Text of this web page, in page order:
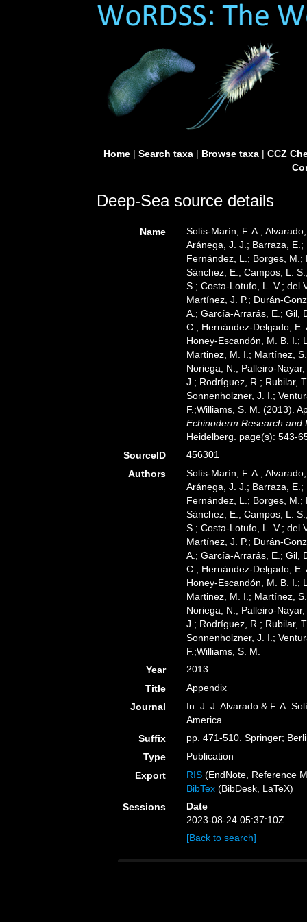
Home| Search taxa| Browse taxa| CCZ
Deep-Sea source details
Name
Solís-Marín, F. A.;
Aránega, J. J.; Barraza,
Fernández, L.; Borges,
Sánchez, E.; Campos, L.
S.; Costa-Lotufo, L. V.; del
Martínez, J. P.; Durán-
A.; García-Arrarás, E.; Gil,
C.; Hernández-Delgado,
Honey-Escandón, M. B. I.;
Martinez, M. I.; Martínez,
Noriega, N.; Palleiro-
J.; Rodríguez, R.; Rubilar,
Sonnenholzner, J. I.;
F.;Williams, S. M. (2013).
Echinoderm Research and
Heidelberg. page(s): 543-
SourceID
456301
Authors
Solís-Marín, F. A.;
Aránega, J. J.; Barraza,
Fernández, L.; Borges,
Sánchez, E.; Campos, L.
S.; Costa-Lotufo, L. V.; del
Martínez, J. P.; Durán-
A.; García-Arrarás, E.; Gil,
C.; Hernández-Delgado,
Honey-Escandón, M. B. I.;
Martinez, M. I.; Martínez,
Noriega, N.; Palleiro-
J.; Rodríguez, R.; Rubilar,
Sonnenholzner, J. I.;
F.;Williams, S. M.
Year
2013
Title
Appendix
Journal
In: J. J. Alvarado & F. A.
America
Suffix
pp. 471-510. Springer;
Type
Publication
Export
RIS (EndNote, Reference
BibTex (BibDesk, LaTeX)
Sessions
Date
2023-08-24 05:37:10Z
[Back to search]